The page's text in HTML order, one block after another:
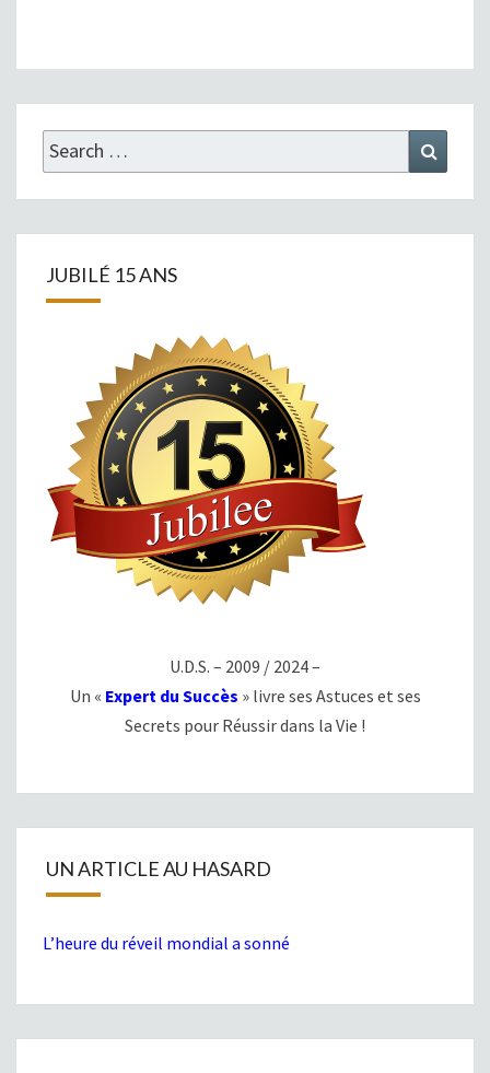
Search
for:
JUBILÉ 15 ANS
U.D.S. – 2009 / 2024 –
Un « Expert du Succès » livre ses Astuces et ses
Secrets pour Réussir dans la Vie !
UN ARTICLE AU HASARD
L’heure du réveil mondial a sonné